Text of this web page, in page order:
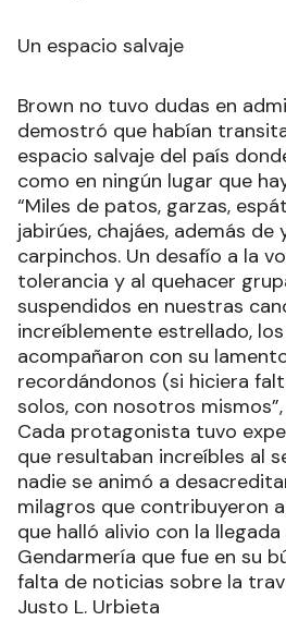
Un espacio salvaje
Brown no tuvo dudas en
demostró que habían
espacio salvaje del país
como en ningún lugar que
“Miles de patos, garzas,
jabirúes, chajáes, además de
carpinchos. Un desafío a la
tolerancia y al quehacer
suspendidos en nuestras
increíblemente estrellado,
acompañaron con su
recordándonos (si hiciera
solos, con nosotros
Cada protagonista tuvo
que resultaban increíbles al
nadie se animó a
milagros que contribuyeron
que halló alivio con la
Gendarmería que fue en su
falta de noticias sobre la
Justo L. Urbieta